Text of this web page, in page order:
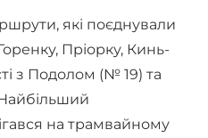
які поєднували
Пріорку, Кинь-
з Подолом (№ 19) та
на трамвайному